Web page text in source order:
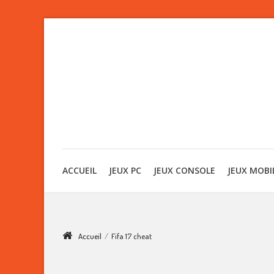
ACCUEIL JEUX PC JEUX CONSOLE JEUX
Accueil / Fifa 17 cheat